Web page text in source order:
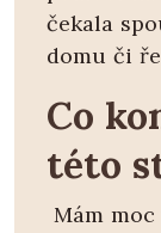
čekala
domu či
Co
této
Mám